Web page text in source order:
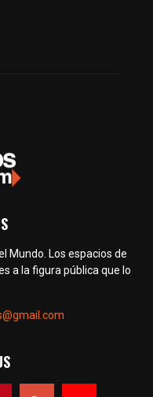
Mundo. Los espacios de
a la figura pública que lo